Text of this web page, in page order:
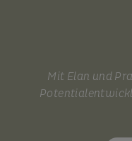
Mit Elan und